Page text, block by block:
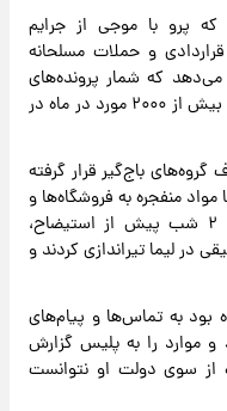
که پرو با موجی از جرایم
و حملات مسلحانه
که شمار پرونده‌های
باج‌گیری از چند صد مورد در سال ۲۰۱۷ به بیش از ۲۰۰۰ مورد در ماه در
۲ سال اخیر هدف گروه‌های باج‌گیر قرار گرفته
منفجره به فروشگاه‌ها و
اماکن عمومی افزایش یافته است. تنها ۲ شب پیش از استیضاح،
لیما تیراندازی کردند و
بود به تماس‌ها و پیام‌های
و موارد را به پلیس گزارش
از سوی دولت او نتوانست